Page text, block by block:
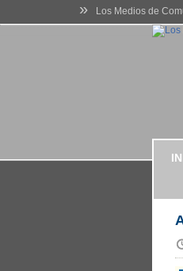
» Los Medios de